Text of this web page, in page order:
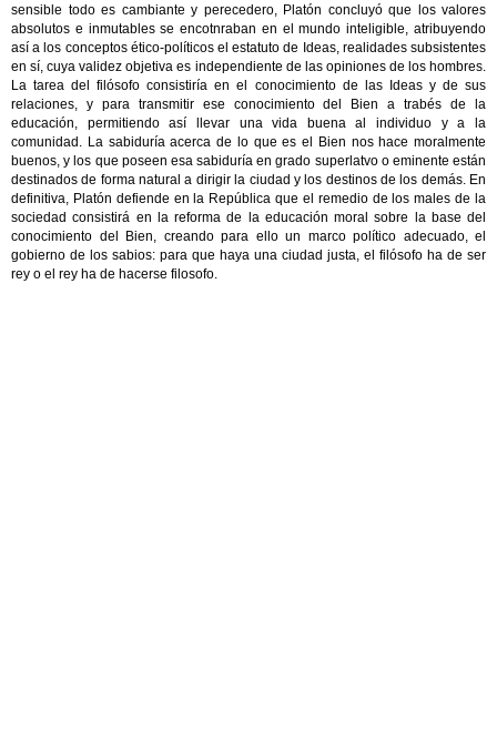
sensible todo es cambiante y perecedero, Platón concluyó que los valores
absolutos e inmutables se encotnraban en el mundo inteligible, atribuyendo
así a los conceptos ético-políticos el estatuto de Ideas, realidades subsistentes
en sí, cuya validez objetiva es independiente de las opiniones de los hombres.
La tarea del filósofo consistiría en el conocimiento de las Ideas y de sus
relaciones, y para transmitir ese conocimiento del Bien a trabés de la
educación, permitiendo así llevar una vida buena al individuo y a la
comunidad. La sabiduría acerca de lo que es el Bien nos hace moralmente
buenos, y los que poseen esa sabiduría en grado superlatvo o eminente están
destinados de forma natural a dirigir la ciudad y los destinos de los demás. En
definitiva, Platón defiende en la República que el remedio de los males de la
sociedad consistirá en la reforma de la educación moral sobre la base del
conocimiento del Bien, creando para ello un marco político adecuado, el
gobierno de los sabios: para que haya una ciudad justa, el filósofo ha de ser
rey o el rey ha de hacerse filosofo.